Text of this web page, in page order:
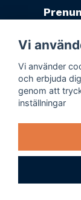
Vi
Vi använder
och erbjuda
genom att
inställningar